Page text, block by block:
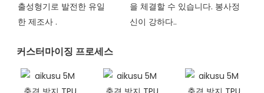
출성형기로 발전한 유일
한 제조사 .
을 체결할 수 있습니다. 봉사정
신이 강하다..
커스터마이징 프로세스​